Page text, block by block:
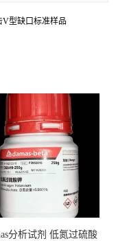
型缺口标准样品
分析试剂 低氮过硫酸